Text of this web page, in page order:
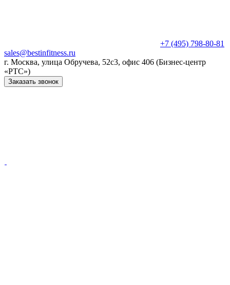
+7 (495) 798-80-81
sales@bestinfitness.ru
г. Москва, улица Обручева, 52с3, офис 406 (Бизнес-центр
«РТС»)
Заказать звонок